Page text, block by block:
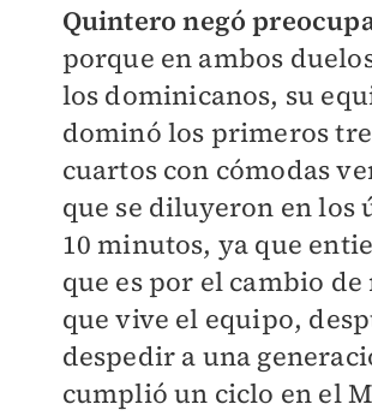
Quintero negó
porque en ambos
los dominicanos, su
dominó los primeros
cuartos con cómodas
que se diluyeron en los
10 minutos, ya que
que es por el cambio
que vive el equipo,
despedir a una
cumplió un ciclo en el